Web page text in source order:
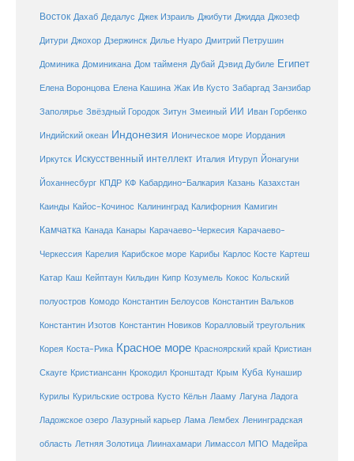
Восток Дахаб Дедалус Джек Израиль Джибути Джидда Джозеф
Дитури Джохор Дзержинск Дилье Нуаро Дмитрий Петрушин
Доминика Доминикана Дом тайменя Дубай Дэвид Дубиле Египет
Елена Воронцова Елена Кашина Жак Ив Кусто Забаргад Занзибар
Заполярье Звёздный Городок Зитун Змеиный ИИ Иван Горбенко
Индийский океан Индонезия Ионическое море Иордания
Иркутск Искусственный интеллект Италия Итуруп Йонагуни
Йоханнесбург КПДР КФ Кабардино-Балкария Казань Казахстан
Каинды Кайос-Кочинос Калининград Калифорния Камигин
Камчатка Канада Канары Карачаево-Черкесия Карачаево-
Черкессия Карелия Карибское море Карибы Карлос Косте Картеш
Катар Каш Кейптаун Кильдин Кипр Козумель Кокос Кольский
полуостров Комодо Константин Белоусов Константин Вальков
Константин Изотов Константин Новиков Коралловый треугольник
Корея Коста-Рика Красное море Красноярский край Кристиан
Скауге Кристиансанн Крокодил Кронштадт Крым Куба Кунашир
Курилы Курильские острова Кусто Кёльн Лааму Лагуна Ладога
Ладожское озеро Лазурный карьер Лама Лембех Ленинградская
область Летняя Золотица Лиинахамари Лимассол МПО Мадейра